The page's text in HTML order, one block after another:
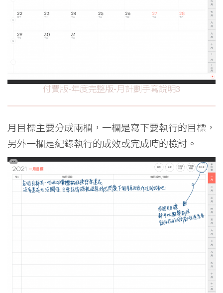
付費版-年度完整版-月計劃手寫說明3
月目標主要分成兩欄，一欄是寫下要執行的目標，
另外一欄是紀錄執行的成效或完成時的檢討。